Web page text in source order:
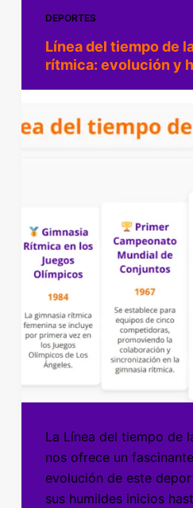
DEPORTES
Línea del tiempo de
rítmica: evolución y
La Línea del tiempo de
nos ofrece un
evolución de este
sus humildes inicios